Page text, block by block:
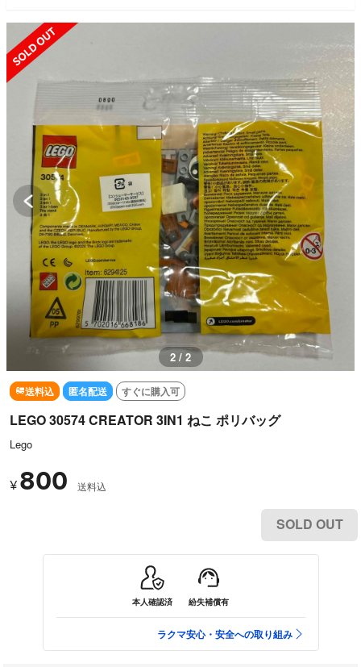
1 / 2
送料込 匿名配送 すぐに購入可
LEGO 30574 CREATOR 3IN1 ねこ ポリバッグ
Lego
¥ 800 送料込
SOLD OUT
本人確認済 紛失補償有
ラクマ安心・安全への取り組み